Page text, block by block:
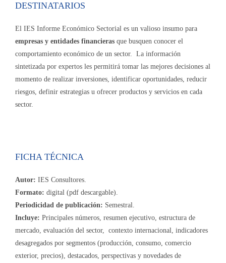
DESTINATARIOS
El IES Informe Económico Sectorial es un valioso insumo para
empresas y entidades financieras que busquen conocer el
comportamiento económico de un sector. La información
sintetizada por expertos les permitirá tomar las mejores decisiones al
momento de realizar inversiones, identificar oportunidades, reducir
riesgos, definir estrategias u ofrecer productos y servicios en cada
sector.
FICHA TÉCNICA
Autor: IES Consultores.
Formato: digital (pdf descargable).
Periodicidad de publicación: Semestral.
Incluye: Principales números, resumen ejecutivo, estructura de
mercado, evaluación del sector, contexto internacional, indicadores
desagregados por segmentos (producción, consumo, comercio
exterior, precios), destacados, perspectivas y novedades de